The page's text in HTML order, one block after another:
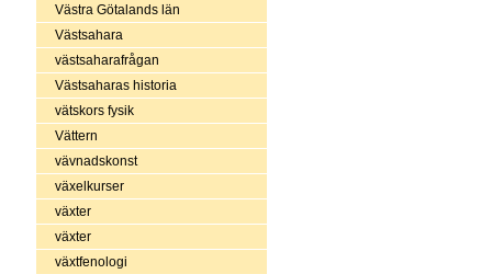
Västra Götalands län
Västsahara
västsaharafrågan
Västsaharas historia
vätskors fysik
Vättern
vävnadskonst
växelkurser
växter
växter
växtfenologi